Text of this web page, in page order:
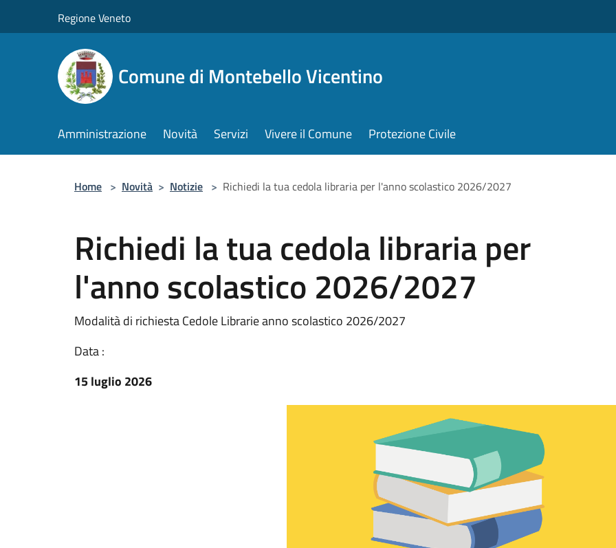
Regione Veneto
Comune di Montebello Vicentino
Amministrazione Novità Servizi Vivere il Comune Protezione Civile
Home > Novità > Notizie > Richiedi la tua cedola libraria per l'anno scolastico 2026/2027
Richiedi la tua cedola libraria per
l'anno scolastico 2026/2027
Modalità di richiesta Cedole Librarie anno scolastico 2026/2027
Data :
15 luglio 2026